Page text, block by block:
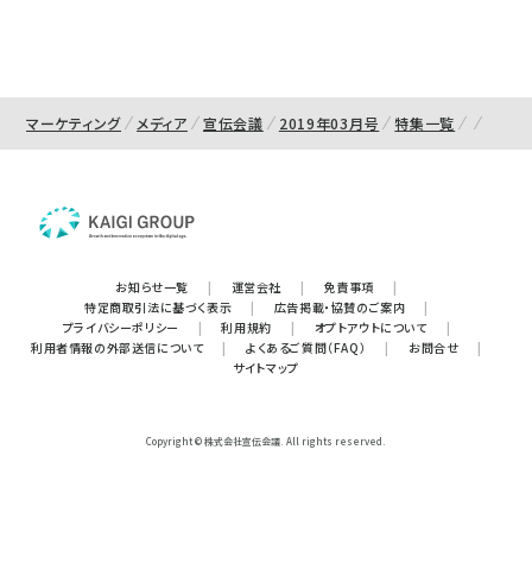
マーケティング メディア 宣伝会議 2019年03月号 特集一覧
お知らせ一覧 | 運営会社 | 免責事項
|
特定商取引法に基づく表示
| 広告掲載・協賛のご案内
|
プライバシーポリシー
| 利用規約 | オプトアウトについて
|
利用者情報の外部送信について
| よくあるご質問（FAQ） | お問合せ
|
サイトマップ
Copyright © 株式会社宣伝会議. All rights reserved.